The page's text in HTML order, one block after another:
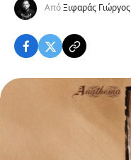
ΑπόΞιφαράς Γιώργος